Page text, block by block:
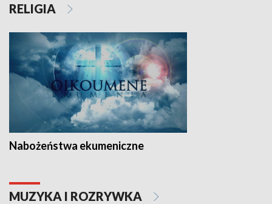
RELIGIA
Nabożeństwa ekumeniczne
MUZYKA I ROZRYWKA